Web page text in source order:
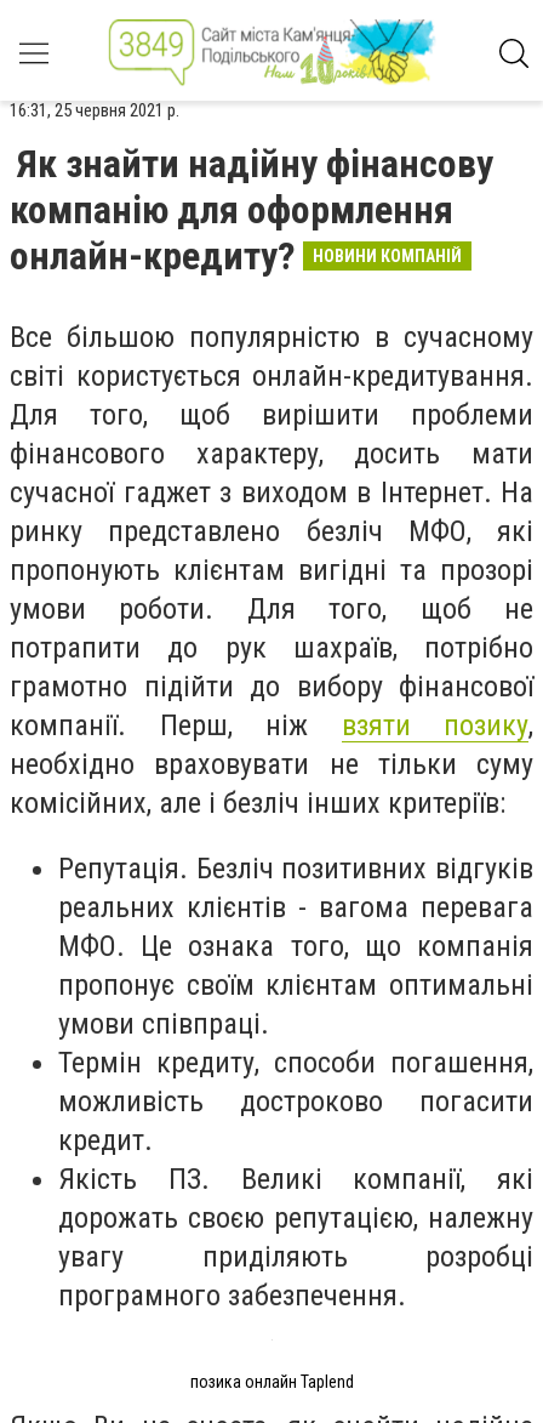
16:31, 25 червня 2021 р.
Як знайти надійну фінансову
компанію для оформлення
онлайн-кредиту?
НОВИНИ КОМПАНІЙ
Все більшою популярністю в сучасному
світі користується онлайн-кредитування.
Для того, щоб вирішити проблеми
фінансового характеру, досить мати
сучасної гаджет з виходом в Інтернет. На
ринку представлено безліч МФО, які
пропонують клієнтам вигідні та прозорі
умови роботи. Для того, щоб не
потрапити до рук шахраїв, потрібно
грамотно підійти до вибору фінансової
компанії. Перш, ніж взяти позику,
необхідно враховувати не тільки суму
комісійних, але і безліч інших критеріїв:
Репутація. Безліч позитивних відгуків
реальних клієнтів - вагома перевага
МФО. Це ознака того, що компанія
пропонує своїм клієнтам оптимальні
умови співпраці.
Термін кредиту, способи погашення,
можливість достроково погасити
кредит.
Якість ПЗ. Великі компанії, які
дорожать своєю репутацією, належну
увагу приділяють розробці
програмного забезпечення.
позика онлайн Taplend